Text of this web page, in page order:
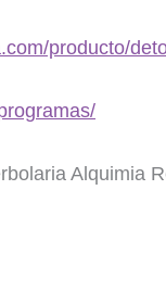
producto/
Alquimia